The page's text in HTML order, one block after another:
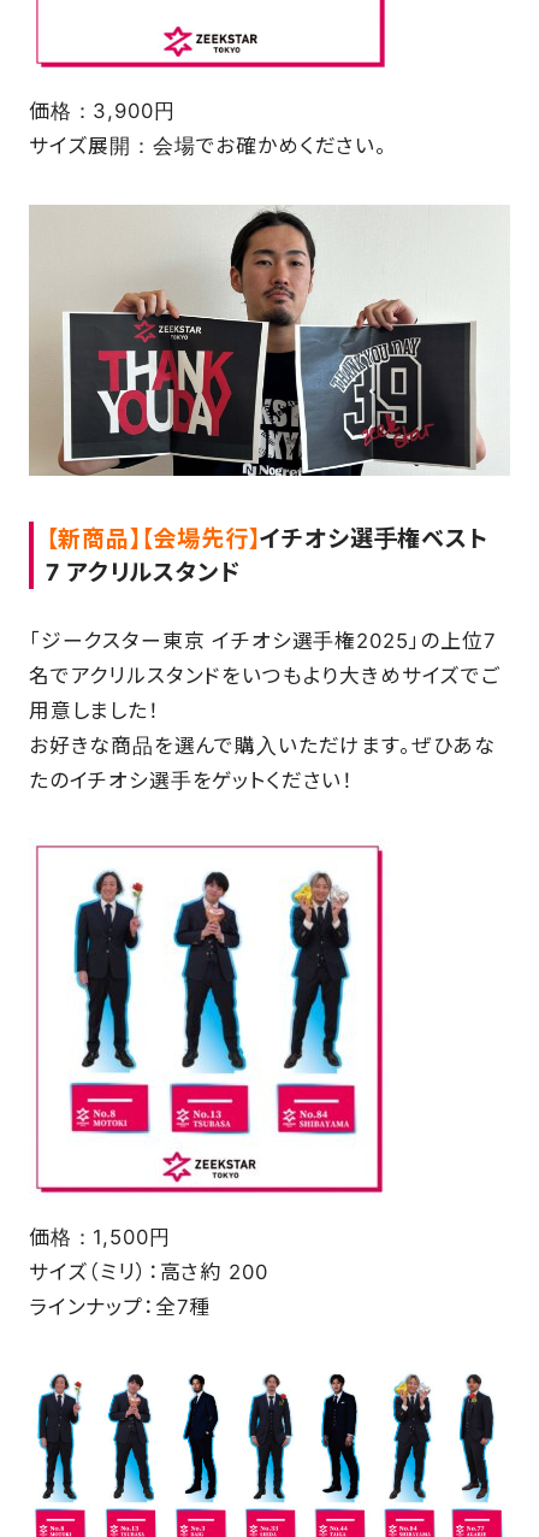
価格：3,900円
サイズ展開：会場でお確かめください。
【新商品】【会場先行】イチオシ選手権ベスト
7 アクリルスタンド
「ジークスター東京 イチオシ選手権2025」の上位7
名でアクリルスタンドをいつもより大きめサイズでご
用意しました！
お好きな商品を選んで購入いただけます。ぜひあな
たのイチオシ選手をゲットください！
価格：1,500円
サイズ（ミリ）：高さ約 200
ラインナップ：全7種